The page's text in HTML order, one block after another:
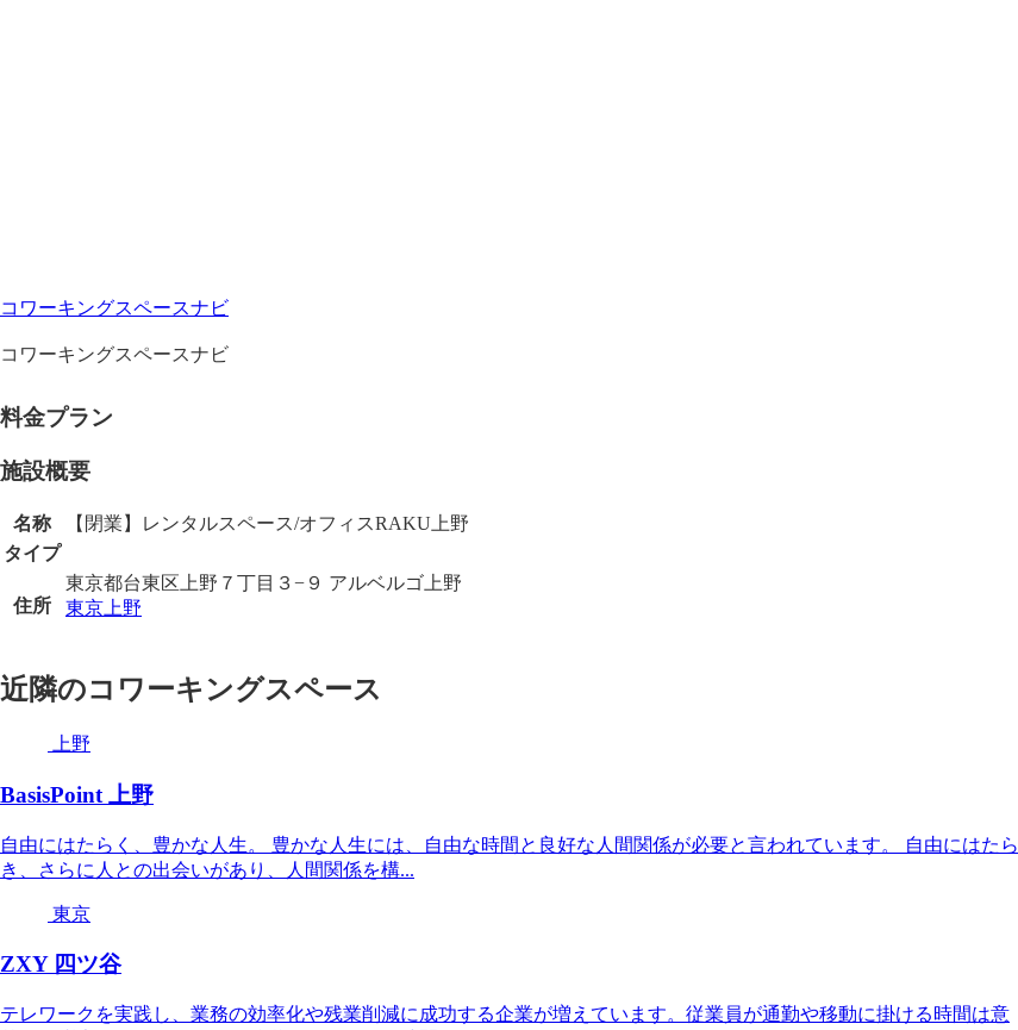
コワーキングスペースナビ
コワーキングスペースナビ
料金プラン
施設概要
名称
【閉業】レンタルスペース/オフィスRAKU上野
タイプ
住所
東京都台東区上野７丁目３−９ アルベルゴ上野
東京 上野
近隣のコワーキングスペース
上野
BasisPoint 上野
自由にはたらく、豊かな人生。 豊かな人生には、自由な時間と良好な人間関係が必要と言われています。 自由にはたら
き、さらに人との出会いがあり、人間関係を構...
東京
ZXY 四ツ谷
テレワークを実践し、業務の効率化や残業削減に成功する企業が増えています。従業員が通勤や移動に掛ける時間は意